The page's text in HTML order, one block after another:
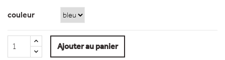
couleur
Ajouter au panier